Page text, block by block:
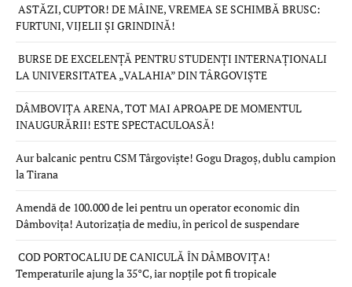
ASTĂZI, CUPTOR! DE MÂINE, VREMEA SE SCHIMBĂ BRUSC:
FURTUNI, VIJELII ȘI GRINDINĂ!
BURSE DE EXCELENȚĂ PENTRU STUDENȚI INTERNAȚIONALI
LA UNIVERSITATEA „VALAHIA” DIN TÂRGOVIȘTE
DÂMBOVIȚA ARENA, TOT MAI APROAPE DE MOMENTUL
INAUGURĂRII! ESTE SPECTACULOASĂ!
Aur balcanic pentru CSM Târgoviște! Gogu Dragoș, dublu campion
la Tirana
Amendă de 100.000 de lei pentru un operator economic din
Dâmbovița! Autorizația de mediu, în pericol de suspendare
COD PORTOCALIU DE CANICULĂ ÎN DÂMBOVIȚA!
Temperaturile ajung la 35°C, iar nopțile pot fi tropicale